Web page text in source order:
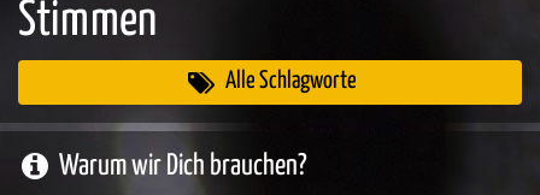
Stimmen
Alle Schlagworte
Warum wir Dich brauchen?